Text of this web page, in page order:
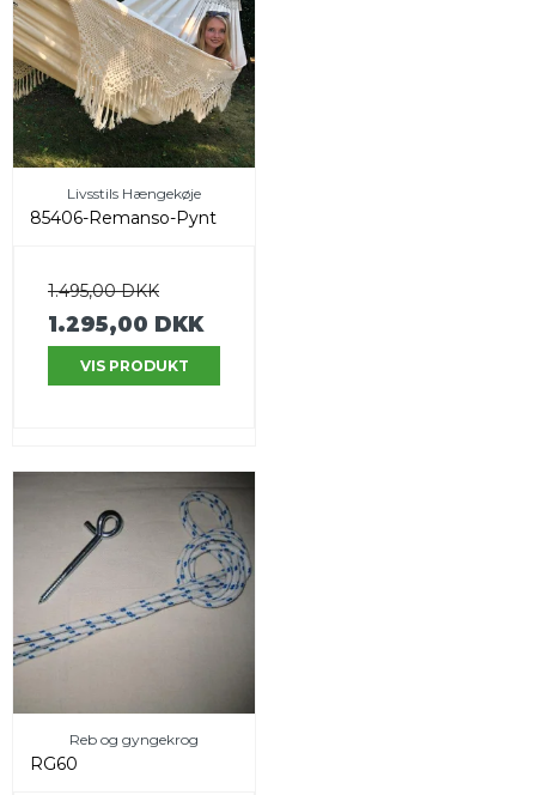
Livsstils Hængekøje
85406-Remanso-Pynt
1.495,00 DKK
1.295,00 DKK
VIS PRODUKT
Reb og gyngekrog
RG60